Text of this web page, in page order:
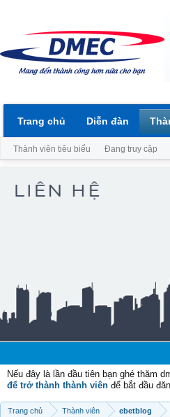
Nếu đây là lần đầu tiên bạn ghé thăm
để trở thành thành viên để bắt đầu
Trang chủ Thành viên ebetblog
Trang chủ Diễn đàn
Thành viên tiêu biểu Đang truy cập